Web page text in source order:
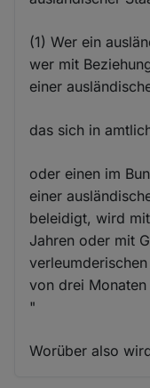
(1) Wer ein
wer mit
einer
das sich in
oder einen im
einer
beleidigt, wird
Jahren oder mit
von drei
"
Worüber also